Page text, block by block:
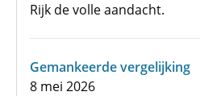
Rijk de volle aandacht.
Gemankeerde vergelijking
8 mei 2026